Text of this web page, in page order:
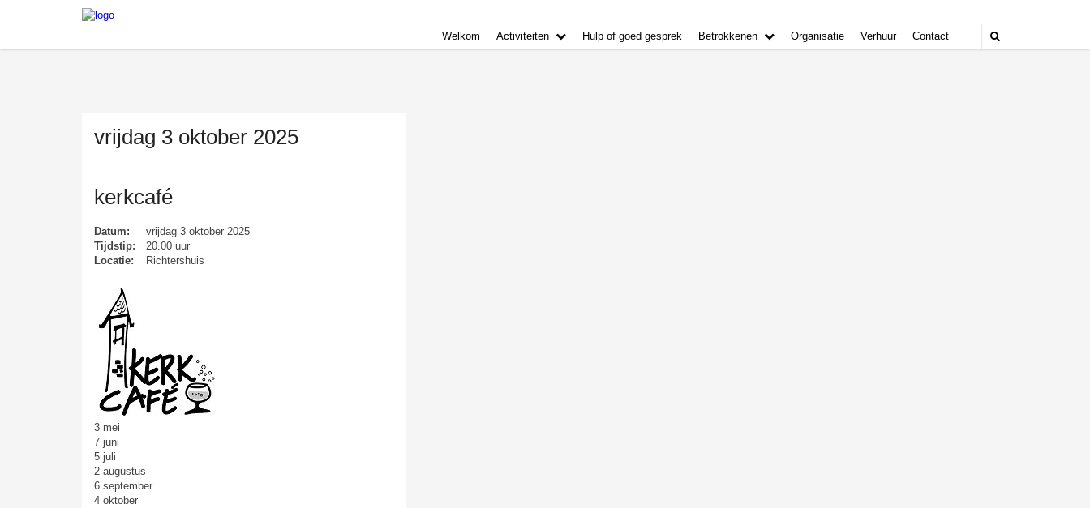
Welkom Activiteiten Hulp of goed gesprek Betrokkenen Organisatie Verhuur Contact
vrijdag 3 oktober 2025
kerkcafé
Datum:
vrijdag 3 oktober 2025
Tijdstip:
20.00 uur
Locatie:
Richtershuis
3 mei
7 juni
5 juli
2 augustus
6 september
4 oktober